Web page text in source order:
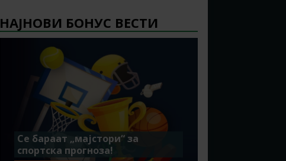
НАЈНОВИ БОНУС ВЕСТИ
Се бараат „мајстори“ за
спортска прогноза!